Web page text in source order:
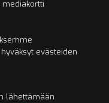
mediakortti
evästeiden
lähettämään